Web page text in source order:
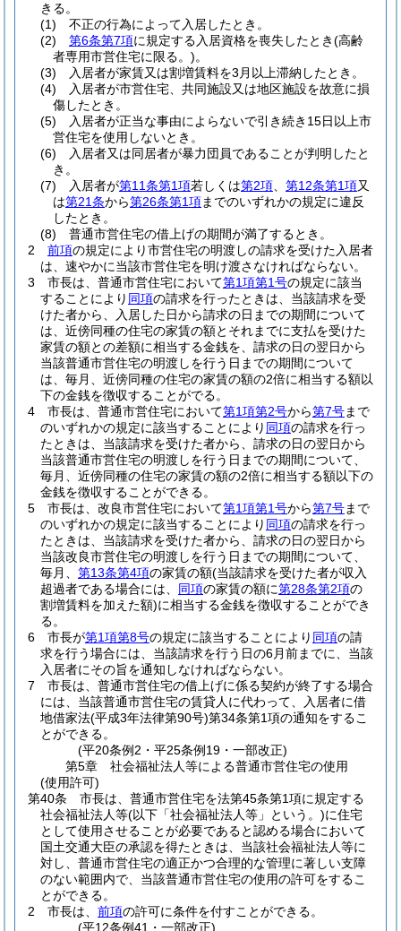
きる。
(1)
不正の行為によって入居したとき。
(2)
第6条第7項に規定する入居資格を喪失したとき(高齢
者専用市営住宅に限る。)。
(3)
入居者が家賃又は割増賃料を3月以上滞納したとき。
(4)
入居者が市営住宅、共同施設又は地区施設を故意に損
傷したとき。
(5)
入居者が正当な事由によらないで引き続き15日以上市
営住宅を使用しないとき。
(6)
入居者又は同居者が暴力団員であることが判明したと
き。
(7)
入居者が第11条第1項若しくは第2項 第12条第1項又
は第21条から第26条第1項までのいずれかの規定に違反
したとき。
(8)
普通市営住宅の借上げの期間が満了するとき。
2
前項の規定により市営住宅の明渡しの請求を受けた入居者
は、速やかに当該市営住宅を明け渡さなければならない。
3
市長は、普通市営住宅において第1項第1号の規定に該当
することにより 同項の請求を行ったときは、当該請求を受
けた者から、入居した日から請求の日までの期間について
は、近傍同種の住宅の家賃の額とそれまでに支払を受けた
家賃の額との差額に相当する金銭を、請求の日の翌日から
当該普通市営住宅の明渡しを行う日までの期間について
は、毎月、近傍同種の住宅の家賃の額の2倍に相当する額以
下の金銭を徴収することがでる。
4
市長は、普通市営住宅において第1項第2号から第7号まで
のいずれかの規定に該当することにより 同項の請求を行っ
たときは、当該請求を受けた者から、請求の日の翌日から
当該普通市営住宅の明渡しを行う日までの期間について、
毎月、近傍同種の住宅の家賃の額の2倍に相当する額以下の
金銭を徴収することができる。
5
市長は、改良市営住宅において第1項第1号から第7号まで
のいずれかの規定に該当することにより 同項の請求を行っ
たときは、当該請求を受けた者から、請求の日の翌日から
当該改良市営住宅の明渡しを行う日までの期間について、
毎月、 第13条第4項の家賃の額(当該請求を受けた者が収入
超過者である場合には、 同項の家賃の額に第28条第2項の
割増賃料を加えた額)に相当する金銭を徴収することができ
る。
6
市長が第1項第8号の規定に該当することにより 同項の請
求を行う場合には、当該請求を行う日の6月前までに、当該
入居者にその旨を通知しなければならない。
7
市長は、普通市営住宅の借上げに係る契約が終了する場合
には、当該普通市営住宅の賃貸人に代わって、入居者に借
地借家法(平成3年法律第90号)第34条第1項の通知をするこ
とができる。
(平20条例2・平25条例19・一部改正)
第5章
社会福祉法人等による普通市営住宅の使用
(使用許可)
第40条
市長は、普通市営住宅を法第45条第1項に規定する
社会福祉法人等(以下「社会福祉法人等」という。)に住宅
として使用させることが必要であると認める場合において
国土交通大臣の承認を得たときは、当該社会福祉法人等に
対し、普通市営住宅の適正かつ合理的な管理に著しい支障
のない範囲内で、当該普通市営住宅の使用の許可をするこ
とができる。
2
市長は、 前項の許可に条件を付すことができる。
(平12条例41・一部改正)